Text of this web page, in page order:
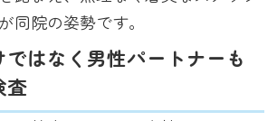
同院の姿勢です。
ではなく男性パートナーも
査